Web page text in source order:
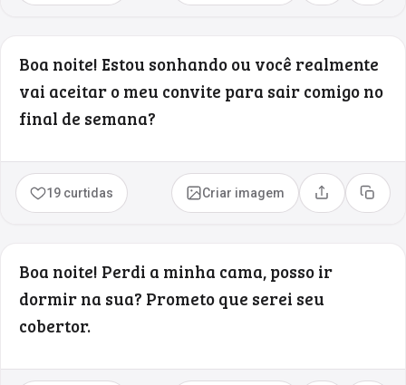
Boa noite! Estou sonhando ou você realmente
vai aceitar o meu convite para sair comigo no
final de semana?
19 curtidas Criar imagem Compartilhar
Copiar
Boa noite! Perdi a minha cama, posso ir
dormir na sua? Prometo que serei seu
cobertor.